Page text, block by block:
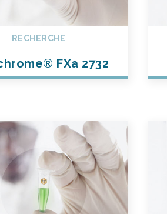
RECHERCHE
FXa 2732